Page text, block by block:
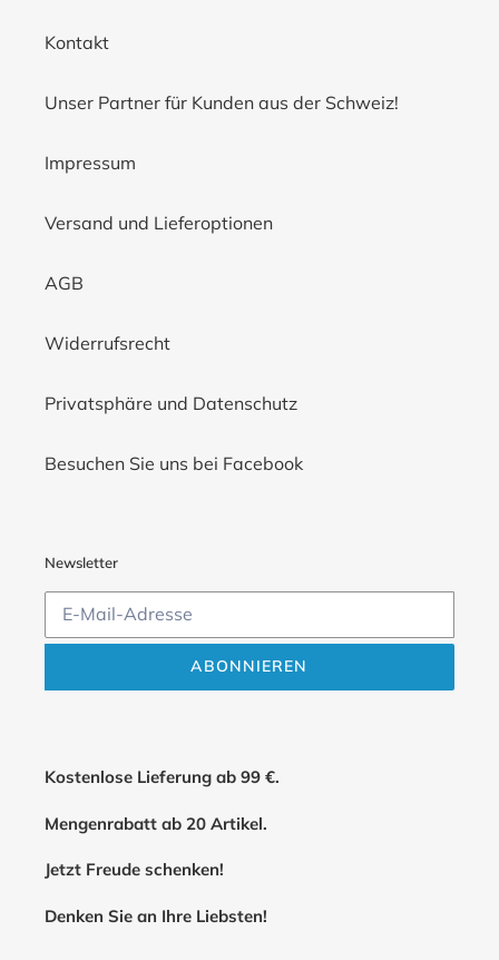
Kontakt
Unser Partner für Kunden aus der Schweiz!
Impressum
Versand und Lieferoptionen
AGB
Widerrufsrecht
Privatsphäre und Datenschutz
Besuchen Sie uns bei Facebook
Newsletter
ABONNIEREN
Kostenlose Lieferung ab 99 €.
Mengenrabatt ab 20 Artikel.
Jetzt Freude schenken!
Denken Sie an Ihre Liebsten!